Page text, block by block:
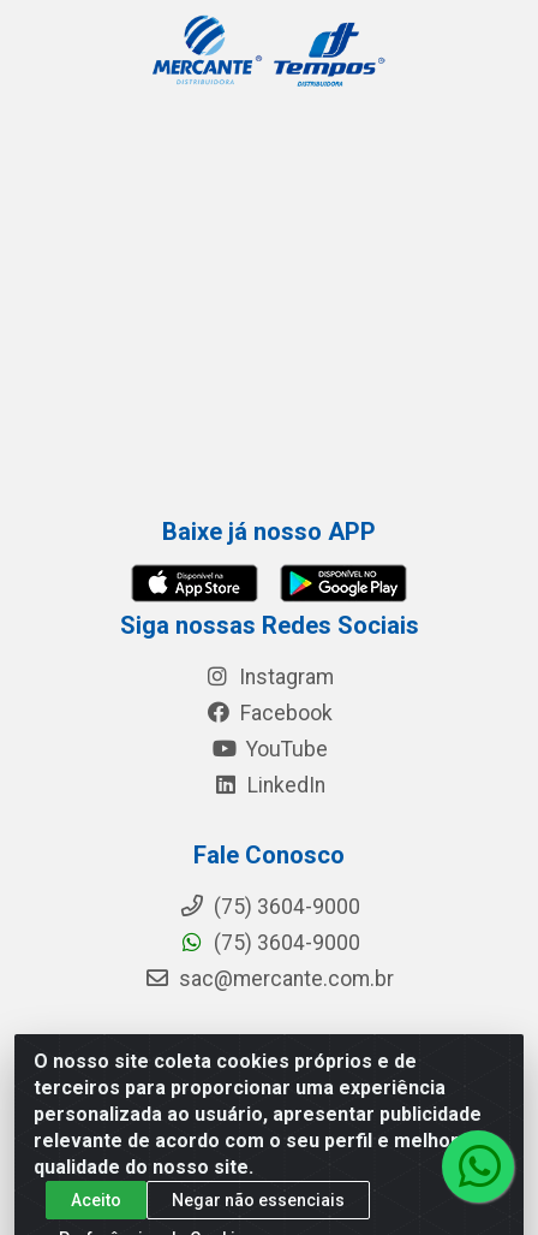
O nosso site coleta cookies próprios e de
terceiros para proporcionar uma experiência
personalizada ao usuário, apresentar publicidade
relevante de acordo com o seu perfil e melhorar a
qualidade do nosso site.
Aceito
Negar não essenciais
Baixe já nosso APP
Siga nossas Redes Sociais
Instagram
Facebook
YouTube
LinkedIn
Fale Conosco
(75) 3604-9000
(75) 3604-9000
sac@mercante.com.br
Mercante Distribuidora - Rua Mercante, 699 - Aviário,
Feira de Santana/BA - CEP 44.096-218 - CNPJ
96.755.848/0001-08